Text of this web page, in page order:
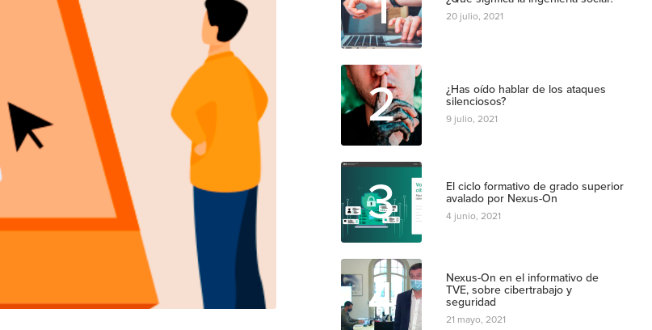
20 julio, 2021
2
¿Has oído hablar de los ataques
silenciosos?
9 julio, 2021
3
El ciclo formativo de grado superior
avalado por Nexus-On
4 junio, 2021
4
Nexus-On en el informativo de
TVE, sobre cibertrabajo y
seguridad
21 mayo, 2021